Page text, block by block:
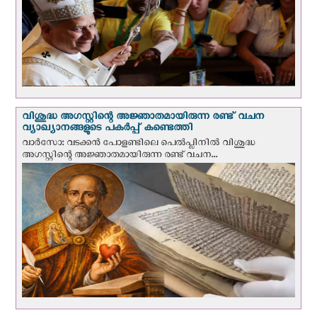
വിശുദ്ധ അഗസ്റ്റിന്റെ അജ്ഞാതമായിരുന്ന രണ്ട് വചന
വ്യാഖ്യാനങ്ങളുടെ പകര്‍പ്പ് കണ്ടെത്തി
വാര്‍സോ: വടക്കൻ പോളണ്ടിലെ പെൽപ്ലിനില്‍ വിശുദ്ധ
അഗസ്റ്റിന്റെ അജ്ഞാതമായിരുന്ന രണ്ട് വചന...